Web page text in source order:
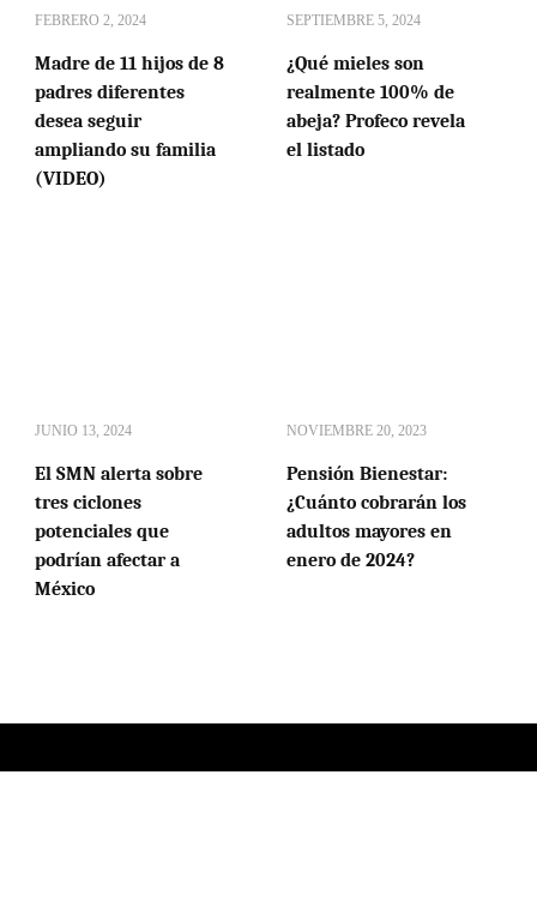
FEBRERO 2, 2024
Madre de 11 hijos de 8
padres diferentes
desea seguir
ampliando su familia
(VIDEO)
SEPTIEMBRE 5, 2024
¿Qué mieles son
realmente 100% de
abeja? Profeco revela
el listado
JUNIO 13, 2024
El SMN alerta sobre
tres ciclones
potenciales que
podrían afectar a
México
NOVIEMBRE 20, 2023
Pensión Bienestar:
¿Cuánto cobrarán los
adultos mayores en
enero de 2024?